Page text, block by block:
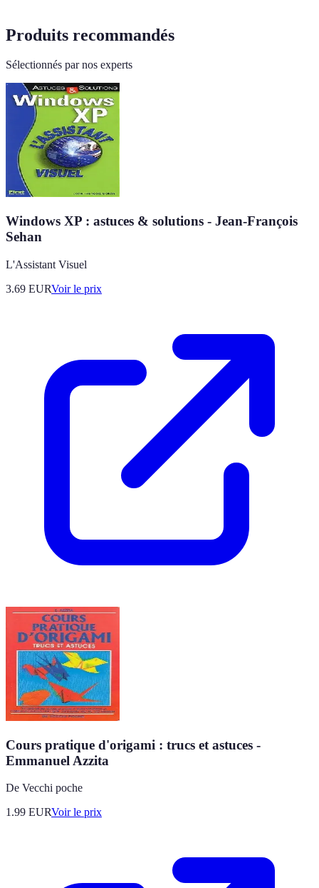
Produits recommandés
Sélectionnés par nos experts
Windows XP : astuces & solutions - Jean-François
Sehan
L'Assistant Visuel
3.69 EURVoir le prix
Cours pratique d'origami : trucs et astuces -
Emmanuel Azzita
De Vecchi poche
1.99 EURVoir le prix